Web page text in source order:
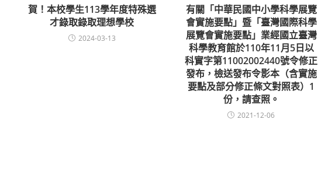
賀！本校學生113學年度特殊選
才錄取錄取理想學校
2024-03-13
有關「中華民國中小學科學展覽
會實施要點」暨「臺灣國際科學
展覽會實施要點」業經國立臺灣
科學教育館於110年11月5日以
科實字第11002002440號令修正
發布，檢送發布令影本（含實施
要點及部分修正條文對照表）1
份，請查照。
2021-12-06